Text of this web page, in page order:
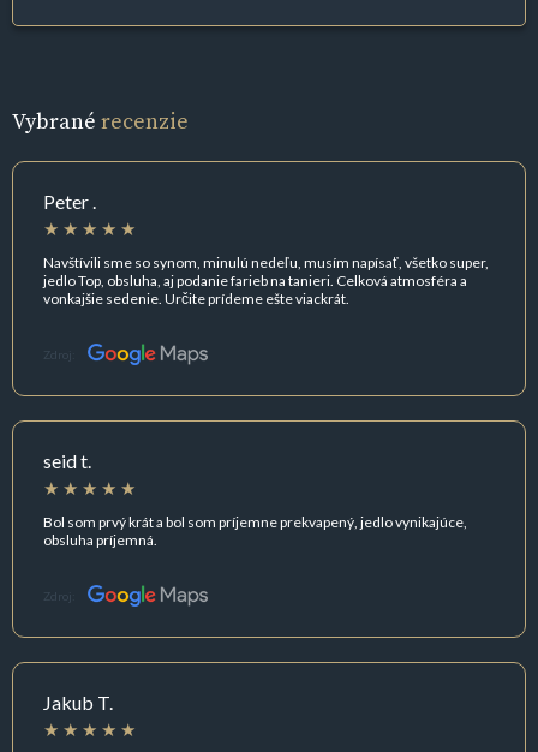
Vybrané recenzie
Peter .
Navštívili sme so synom, minulú nedeľu, musím napísať, všetko super,
jedlo Top, obsluha, aj podanie farieb na tanieri. Celková atmosféra a
vonkajšie sedenie. Určite prídeme ešte viackrát.
Zdroj:
seid t.
Bol som prvý krát a bol som príjemne prekvapený, jedlo vynikajúce,
obsluha príjemná.
Zdroj:
Jakub T.